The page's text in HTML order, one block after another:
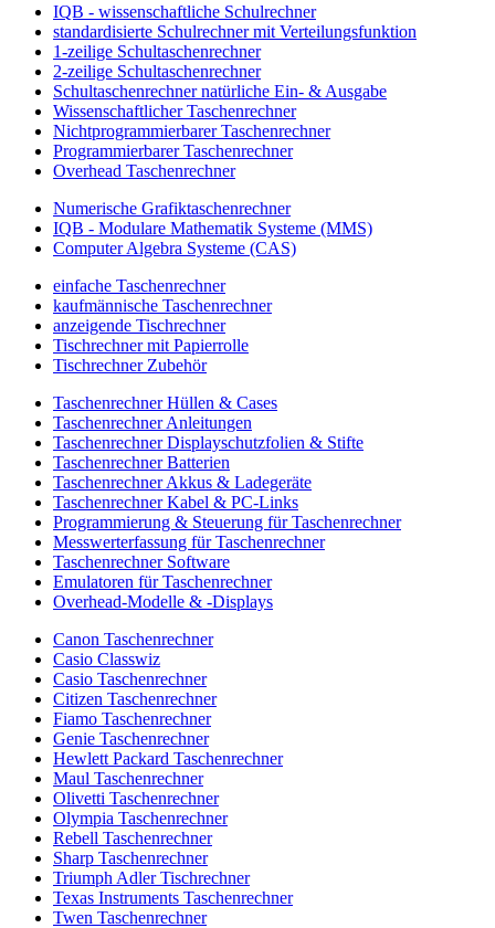
IQB - wissenschaftliche Schulrechner
standardisierte Schulrechner mit Verteilungsfunktion
1-zeilige Schultaschenrechner
2-zeilige Schultaschenrechner
Schultaschenrechner natürliche Ein- & Ausgabe
Wissenschaftlicher Taschenrechner
Nichtprogrammierbarer Taschenrechner
Programmierbarer Taschenrechner
Overhead Taschenrechner
Numerische Grafiktaschenrechner
IQB - Modulare Mathematik Systeme (MMS)
Computer Algebra Systeme (CAS)
einfache Taschenrechner
kaufmännische Taschenrechner
anzeigende Tischrechner
Tischrechner mit Papierrolle
Tischrechner Zubehör
Taschenrechner Hüllen & Cases
Taschenrechner Anleitungen
Taschenrechner Displayschutzfolien & Stifte
Taschenrechner Batterien
Taschenrechner Akkus & Ladegeräte
Taschenrechner Kabel & PC-Links
Programmierung & Steuerung für Taschenrechner
Messwerterfassung für Taschenrechner
Taschenrechner Software
Emulatoren für Taschenrechner
Overhead-Modelle & -Displays
Canon Taschenrechner
Casio Classwiz
Casio Taschenrechner
Citizen Taschenrechner
Fiamo Taschenrechner
Genie Taschenrechner
Hewlett Packard Taschenrechner
Maul Taschenrechner
Olivetti Taschenrechner
Olympia Taschenrechner
Rebell Taschenrechner
Sharp Taschenrechner
Triumph Adler Tischrechner
Texas Instruments Taschenrechner
Twen Taschenrechner